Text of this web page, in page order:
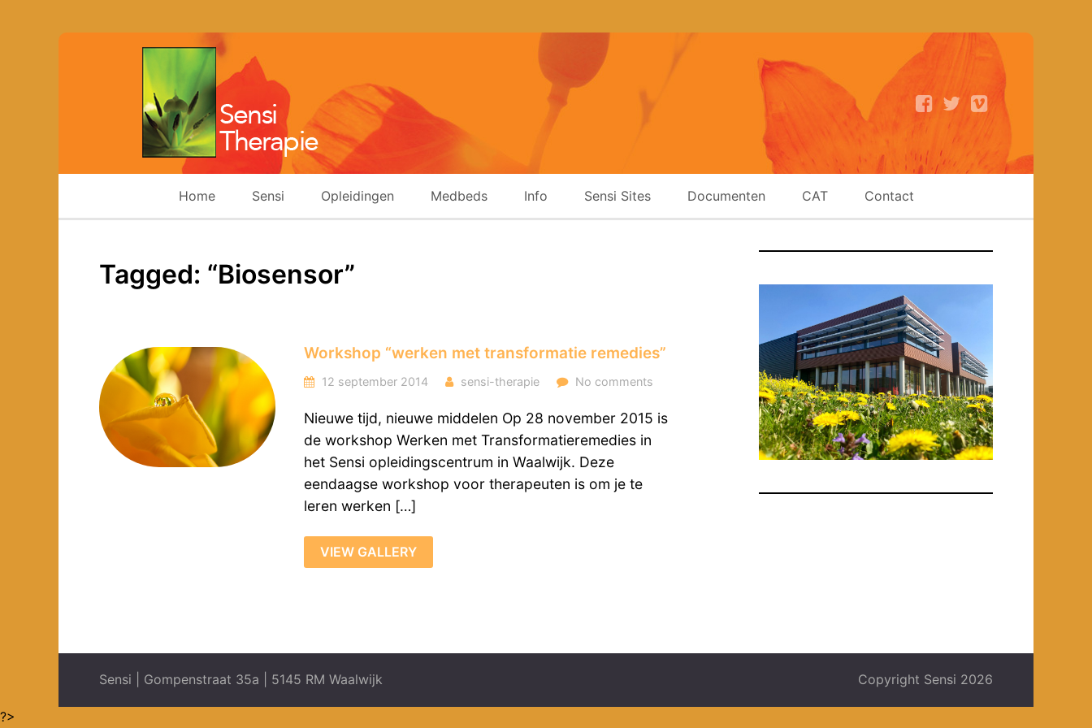
Home Sensi Opleidingen Medbeds Info Sensi Sites Documenten CAT Contact
Tagged: “Biosensor”
Workshop “werken met transformatie remedies”
12 september 2014 sensi-therapie No comments
Nieuwe tijd, nieuwe middelen Op 28 november 2015 is
de workshop Werken met Transformatieremedies in
het Sensi opleidingscentrum in Waalwijk. Deze
eendaagse workshop voor therapeuten is om je te
leren werken […]
VIEW GALLERY
Sensi | Gompenstraat 35a | 5145 RM Waalwijk Copyright Sensi 2026
?>